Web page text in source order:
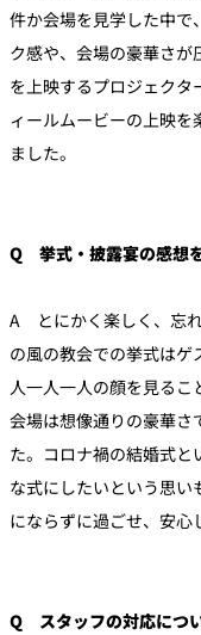
件か会場を見学した中で
ク感や、会場の豪華さ
を上映するプロジェクタ
ィールムービーの上映を
ました。
Q 挙式・披露宴の感想
A とにかく楽しく、忘
の風の教会での挙式は
人一人一人の顔を見る
会場は想像通りの豪華さ
た。コロナ禍の結婚式と
な式にしたいという思
にならずに過ごせ、安心
Q スタッフの対応につ